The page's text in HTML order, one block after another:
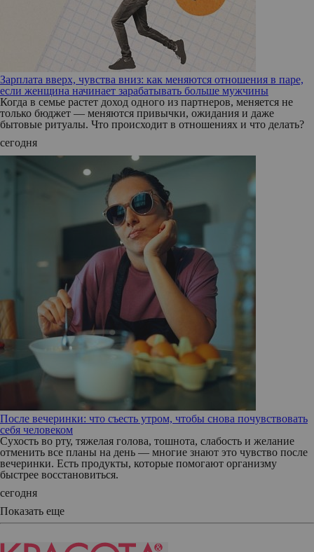
Зарплата вверх, чувства вниз: как меняются отношения в паре,
если женщина начинает зарабатывать больше мужчины
Когда в семье растет доход одного из партнеров, меняется не
только бюджет — меняются привычки, ожидания и даже
бытовые ритуалы. Что происходит в отношениях и что делать?
сегодня
После вечеринки: что съесть утром, чтобы снова почувствовать
себя человеком
Сухость во рту, тяжелая голова, тошнота, слабость и желание
отменить все планы на день — многие знают это чувство после
вечеринки. Есть продукты, которые помогают организму
быстрее восстановиться.
сегодня
Показать еще